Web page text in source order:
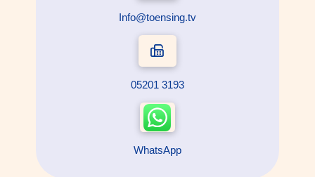
Info@toensing.tv
05201 3193
WhatsApp